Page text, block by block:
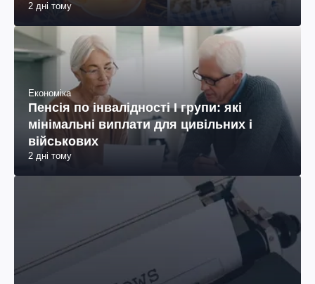
2 дні тому
Економіка
Пенсія по інвалідності I групи: які
мінімальні виплати для цивільних і
військових
2 дні тому